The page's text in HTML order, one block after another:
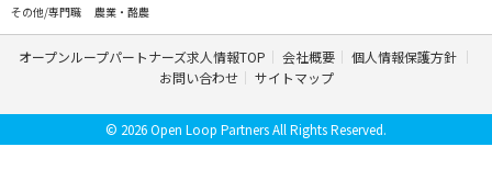
その他/専門職
農業・酪農
オープンループパートナーズ求人情報TOP 会社概要
個人情報保護方針
お問い合わせ
サイトマップ
© 2026 Open Loop Partners All Rights Reserved.